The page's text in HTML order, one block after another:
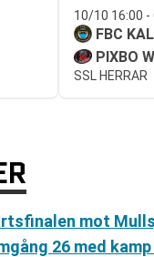
10/10 16:00 -
FBC
PIXBO
SSL HERRAR
mot
26 med